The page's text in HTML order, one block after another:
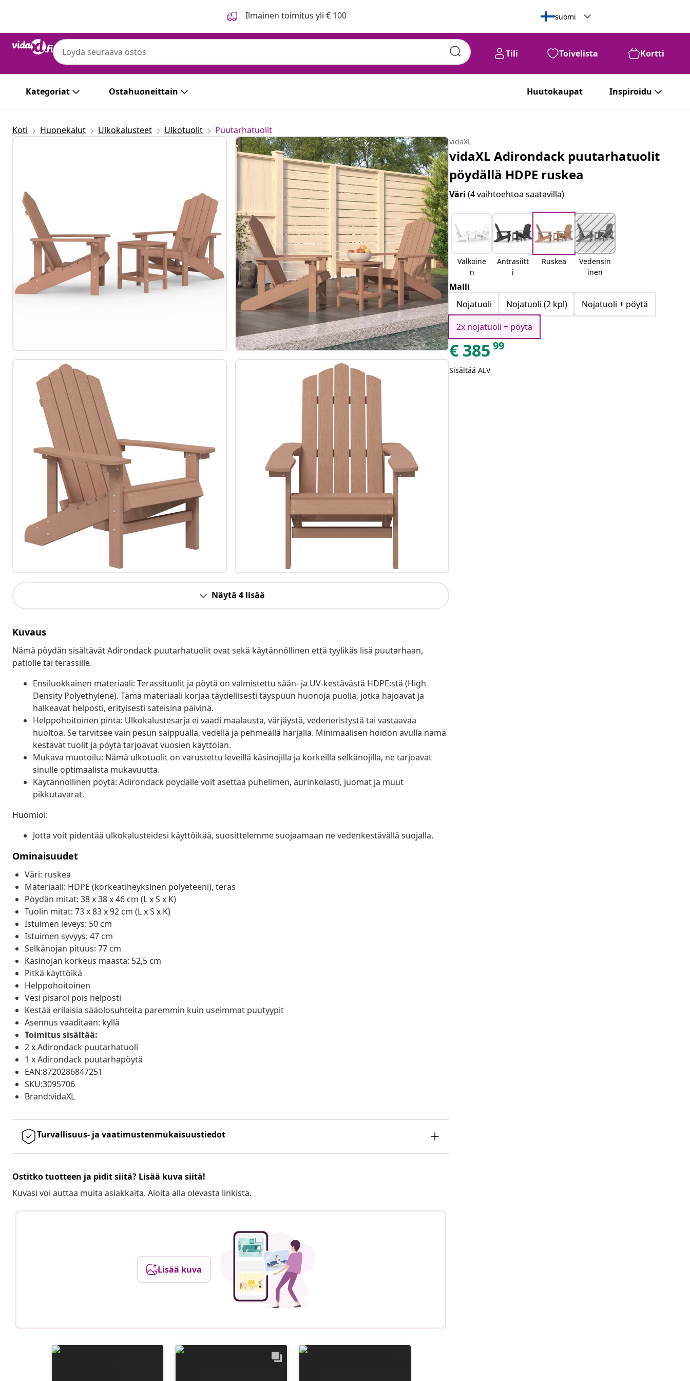
Ilmainen toimitus yli € 100 suomi
Tili Toivelista Kortti
Kategoriat Ostahuoneittain Huutokaupat Inspiroidu
Koti Huonekalut Ulkokalusteet Ulkotuolit Puutarhatuolit
Näytä 4 lisää
Kuvaus
Nämä pöydän sisältävät Adirondack puutarhatuolit ovat sekä käytännöllinen että tyylikäs lisä puutarhaan,
patiolle tai terassille.
Ensiluokkainen materiaali: Terassituolit ja pöytä on valmistettu sään- ja UV-kestävästä HDPE:stä (High
Density Polyethylene). Tämä materiaali korjaa täydellisesti täyspuun huonoja puolia, jotka hajoavat ja
halkeavat helposti, erityisesti sateisina päivinä.
Helppohoitoinen pinta: Ulkokalustesarja ei vaadi maalausta, värjäystä, vedeneristystä tai vastaavaa
huoltoa. Se tarvitsee vain pesun saippualla, vedellä ja pehmeällä harjalla. Minimaalisen hoidon avulla nämä
kestävät tuolit ja pöytä tarjoavat vuosien käyttöiän.
Mukava muotoilu: Nämä ulkotuolit on varustettu leveillä käsinojilla ja korkeilla selkänojilla, ne tarjoavat
sinulle optimaalista mukavuutta.
Käytännöllinen pöytä: Adirondack pöydälle voit asettaa puhelimen, aurinkolasti, juomat ja muut
pikkutavarat.
Huomioi:
Jotta voit pidentää ulkokalusteidesi käyttöikää, suosittelemme suojaamaan ne vedenkestävällä suojalla.
Ominaisuudet
Väri: ruskea
Materiaali: HDPE (korkeatiheyksinen polyeteeni), teräs
Pöydän mitat: 38 x 38 x 46 cm (L x S x K)
Tuolin mitat: 73 x 83 x 92 cm (L x S x K)
Istuimen leveys: 50 cm
Istuimen syvyys: 47 cm
Selkänojan pituus: 77 cm
Käsinojan korkeus maasta: 52,5 cm
Pitkä käyttöikä
Helppohoitoinen
Vesi pisaroi pois helposti
Kestää erilaisia sääolosuhteita paremmin kuin useimmat puutyypit
Asennus vaaditaan: kyllä
Toimitus sisältää:
2 x Adirondack puutarhatuoli
1 x Adirondack puutarhapöytä
EAN:8720286847251
SKU:3095706
Brand:vidaXL
Turvallisuus- ja vaatimustenmukaisuustiedot
Ostitko tuotteen ja pidit siitä? Lisää kuva siitä!
Kuvasi voi auttaa muita asiakkaita. Aloita alla olevasta linkistä.
Lisää kuva
vidaXL
vidaXL Adirondack puutarhatuolit
pöydällä HDPE ruskea
Väri(4 vaihtoehtoa saatavilla)
Valkoine
n
Antrasiitt
i
Ruskea
Vedensin
inen
Malli
Nojatuoli
Nojatuoli (2 kpl)
Nojatuoli + pöytä
2x nojatuoli + pöytä
€ 385 99
Sisältää ALV